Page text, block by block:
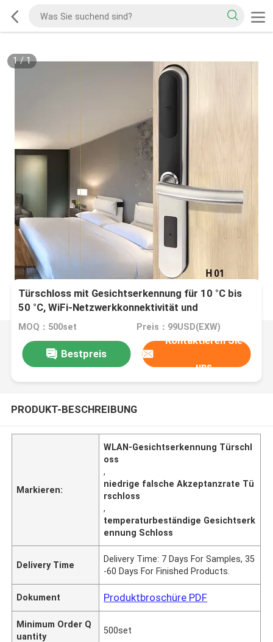
1/1
Türschloss mit Gesichtserkennung für 10 °C bis
50 °C, WiFi-Netzwerkkonnektivität und
Falschakzeptanzrate unter 0,1 Prozent für mehr
MOQ：500set Preis：99USD(EXW)
Bestpreis
Kontaktieren Sie
uns
PRODUKT-BESCHREIBUNG
Markieren:
WLAN-Gesichtserkennung Türschl
oss
,
niedrige falsche Akzeptanzrate Tü
rschloss
,
temperaturbeständige Gesichtserk
ennung Schloss
Delivery Time
Delivery Time: 7 Days For Samples, 35
-60 Days For Finished Products.
Dokument Produktbroschüre PDF
Minimum Order Q
uantity
500set